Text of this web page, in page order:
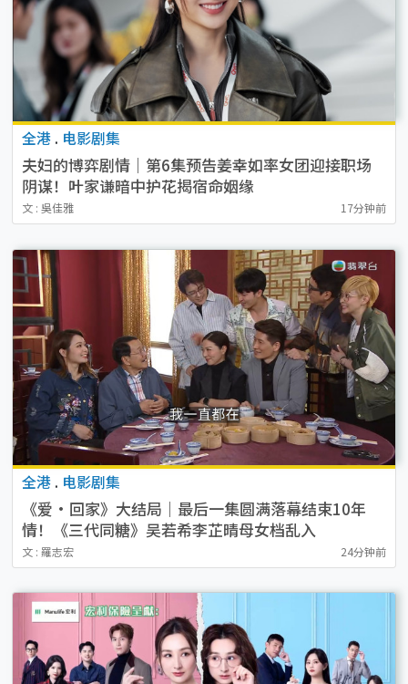
全港 . 电影剧集
夫妇的博弈剧情｜第6集预告姜幸如率女团迎接职场
阴谋！叶家谦暗中护花揭宿命姻缘
文 : 吳佳雅 17分钟前
全港 . 电影剧集
《爱·回家》大结局｜最后一集圆满落幕结束10年
情！《三代同糖》吴若希李芷晴母女档乱入
文 : 羅志宏 24分钟前